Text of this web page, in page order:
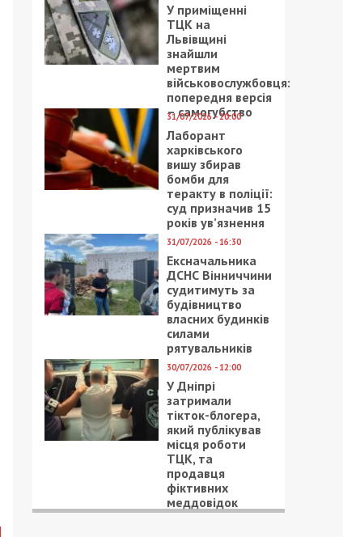
У приміщенні
ТЦК на
Львівщині
знайшли
мертвим
військовослужбовця:
попередня версія
– самогубство
31/07/2026 - 20:00
Лаборант
харківського
вишу збирав
бомби для
теракту в поліції:
суд призначив 15
років ув’язнення
31/07/2026 - 16:30
Ексначальника
ДСНС Вінниччини
судитимуть за
будівництво
власних будинків
силами
рятувальників
30/07/2026 - 12:00
У Дніпрі
затримали
тікток-блогера,
який публікував
місця роботи
ТЦК, та
продавця
фіктивних
меддовідок